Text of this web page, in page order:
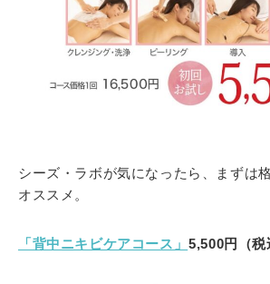
シーズ・ラボが気になったら、まずは
オススメ。
「背中ニキビケアコース」 5,500円（税